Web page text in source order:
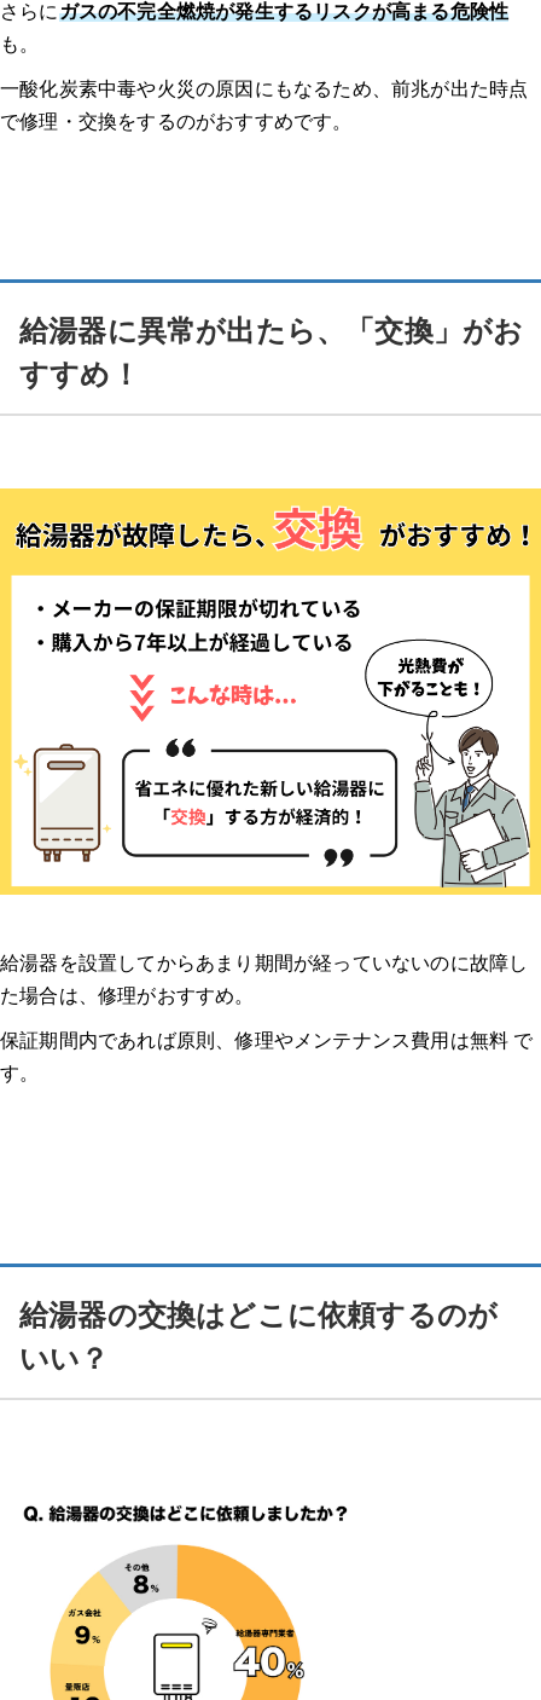
さらにガスの不完全燃焼が発生するリスクが高まる危険性
も。
一酸化炭素中毒や火災の原因にもなるため、前兆が出た時点
で修理・交換をするのがおすすめです。
給湯器に異常が出たら、「交換」がお
すすめ！
給湯器を設置してからあまり期間が経っていないのに故障し
た場合は、修理がおすすめ。
保証期間内であれば原則、修理やメンテナンス費用は無料 で
す。
給湯器の交換はどこに依頼するのが
いい？